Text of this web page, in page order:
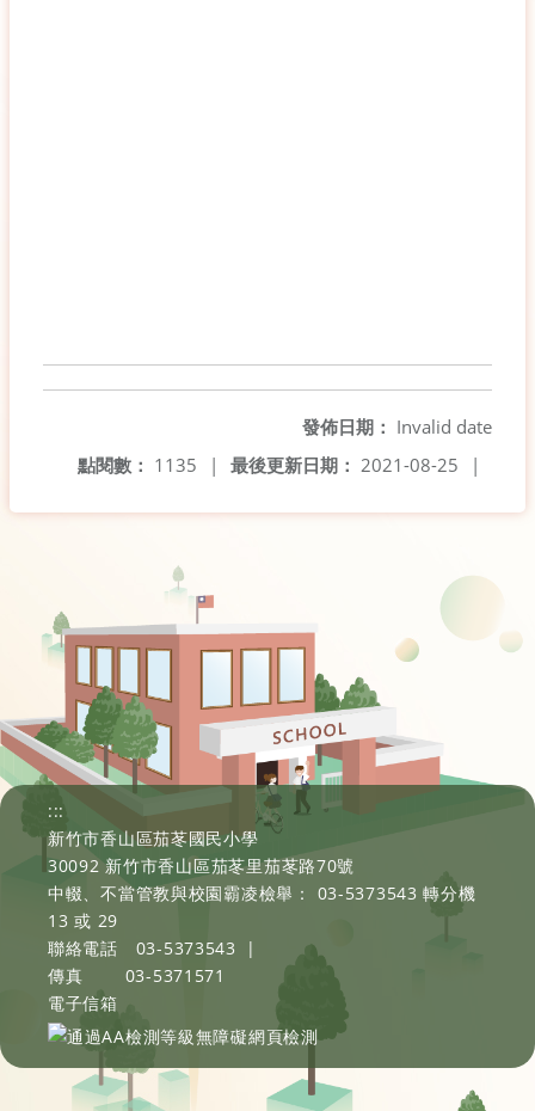
發佈日期： Invalid date
最後更新日期： 2021-08-25 |
點閱數： 1135 |
:::
新竹市香山區茄苳國民小學
30092 新竹市香山區茄苳里茄苳路70號
中輟、不當管教與校園霸凌檢舉： 03-5373543 轉分機
13 或 29
聯絡電話
03-5373543
|
傳真
03-5371571
電子信箱